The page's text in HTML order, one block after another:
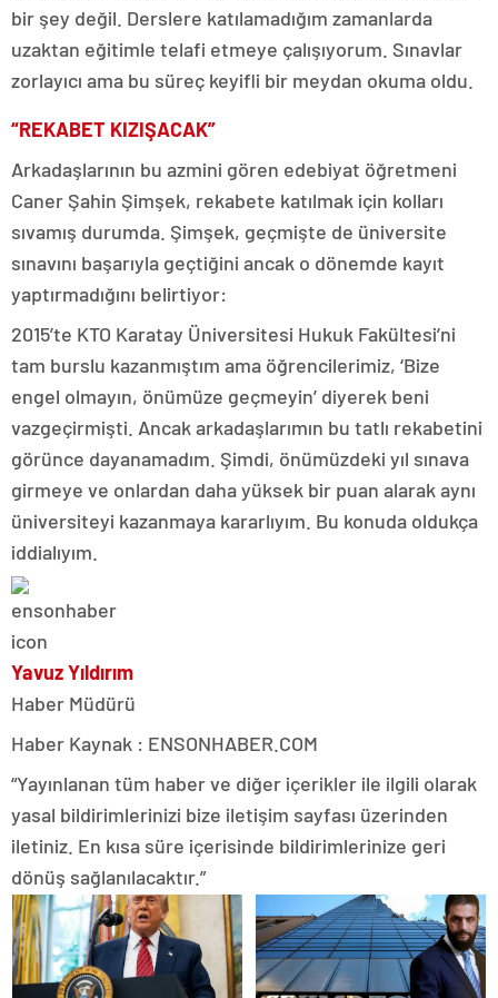
bir şey değil. Derslere katılamadığım zamanlarda
uzaktan eğitimle telafi etmeye çalışıyorum. Sınavlar
zorlayıcı ama bu süreç keyifli bir meydan okuma oldu.
“REKABET KIZIŞACAK”
Arkadaşlarının bu azmini gören edebiyat öğretmeni
Caner Şahin Şimşek, rekabete katılmak için kolları
sıvamış durumda. Şimşek, geçmişte de üniversite
sınavını başarıyla geçtiğini ancak o dönemde kayıt
yaptırmadığını belirtiyor:
2015’te KTO Karatay Üniversitesi Hukuk Fakültesi’ni
tam burslu kazanmıştım ama öğrencilerimiz, ‘Bize
engel olmayın, önümüze geçmeyin’ diyerek beni
vazgeçirmişti. Ancak arkadaşlarımın bu tatlı rekabetini
görünce dayanamadım. Şimdi, önümüzdeki yıl sınava
girmeye ve onlardan daha yüksek bir puan alarak aynı
üniversiteyi kazanmaya kararlıyım. Bu konuda oldukça
iddialıyım.
Yavuz Yıldırım
Haber Müdürü
Haber Kaynak : ENSONHABER.COM
“Yayınlanan tüm haber ve diğer içerikler ile ilgili olarak
yasal bildirimlerinizi bize iletişim sayfası üzerinden
iletiniz. En kısa süre içerisinde bildirimlerinize geri
dönüş sağlanılacaktır.”